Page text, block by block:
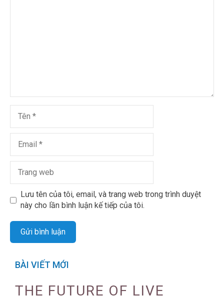
Lưu tên của tôi, email, và trang web trong trình duyệt
này cho lần bình luận kế tiếp của tôi.
BÀI VIẾT MỚI
THE FUTURE OF LIVE